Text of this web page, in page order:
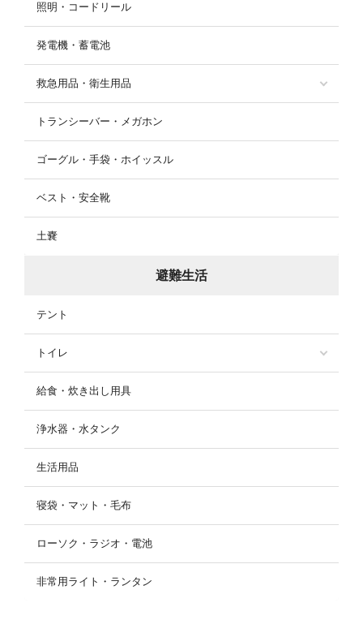
照明・コードリール
発電機・蓄電池
救急用品・衛生用品
トランシーバー・メガホン
ゴーグル・手袋・ホイッスル
ベスト・安全靴
土嚢
避難生活
テント
トイレ
給食・炊き出し用具
浄水器・水タンク
生活用品
寝袋・マット・毛布
ローソク・ラジオ・電池
非常用ライト・ランタン